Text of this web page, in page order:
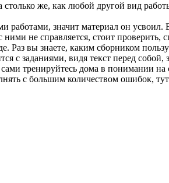
же, как любой другой вид
работами, значит материал он усвоил.
не справляется, стоит проверить,
Раз вы знаете, каким сборником
с заданиями, видя текст перед
тренируйтесь дома в понимании на
с большим количеством ошибок,